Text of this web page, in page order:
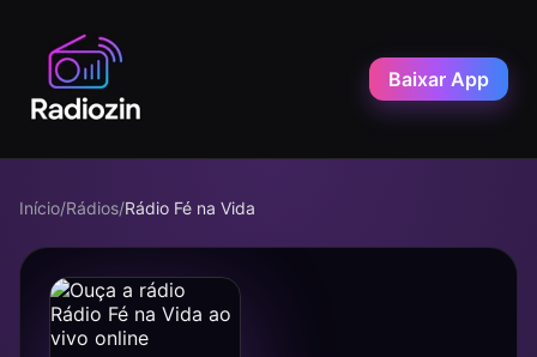
Baixar App
Início/Rádios/Rádio Fé na Vida